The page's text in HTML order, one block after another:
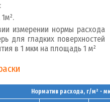
измерении нормы расхода
для гладких поверхностей
в 1 мкм на площадь 1 м²
Норматив расхода, г/м² ⋅